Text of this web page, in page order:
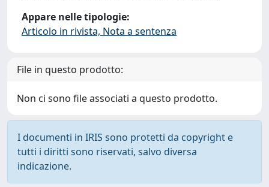
Appare nelle tipologie:
Articolo in rivista, Nota a sentenza
File in questo prodotto:
Non ci sono file associati a questo prodotto.
I documenti in IRIS sono protetti da copyright e
tutti i diritti sono riservati, salvo diversa
indicazione.